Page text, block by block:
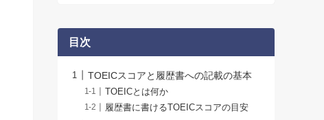
目次
TOEICスコアと履歴書への記載の基本
TOEICとは何か
履歴書に書けるTOEICスコアの目安